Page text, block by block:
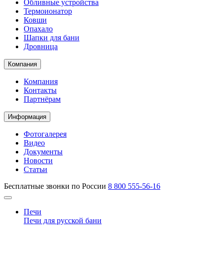
Обливные устройства
Термоионатор
Ковши
Опахало
Шапки для бани
Дровница
Компания
Компания
Контакты
Партнёрам
Информация
Фотогалерея
Видео
Документы
Новости
Статьи
Бесплатные звонки по России 8 800 555-56-16
Печи
Печи для русской бани